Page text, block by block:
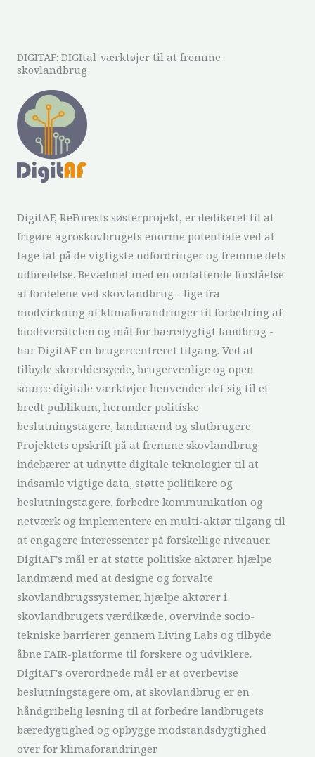
DIGITAF: DIGItal-værktøjer til at fremme
skovlandbrug
DigitAF, ReForests søsterprojekt, er dedikeret til at
frigøre agroskovbrugets enorme potentiale ved at
tage fat på de vigtigste udfordringer og fremme dets
udbredelse. Bevæbnet med en omfattende forståelse
af fordelene ved skovlandbrug - lige fra
modvirkning af klimaforandringer til forbedring af
biodiversiteten og mål for bæredygtigt landbrug -
har DigitAF en brugercentreret tilgang. Ved at
tilbyde skræddersyede, brugervenlige og open
source digitale værktøjer henvender det sig til et
bredt publikum, herunder politiske
beslutningstagere, landmænd og slutbrugere.
Projektets opskrift på at fremme skovlandbrug
indebærer at udnytte digitale teknologier til at
indsamle vigtige data, støtte politikere og
beslutningstagere, forbedre kommunikation og
netværk og implementere en multi-aktør tilgang til
at engagere interessenter på forskellige niveauer.
DigitAF's mål er at støtte politiske aktører, hjælpe
landmænd med at designe og forvalte
skovlandbrugssystemer, hjælpe aktører i
skovlandbrugets værdikæde, overvinde socio-
tekniske barrierer gennem Living Labs og tilbyde
åbne FAIR-platforme til forskere og udviklere.
DigitAF's overordnede mål er at overbevise
beslutningstagere om, at skovlandbrug er en
håndgribelig løsning til at forbedre landbrugets
bæredygtighed og opbygge modstandsdygtighed
over for klimaforandringer.